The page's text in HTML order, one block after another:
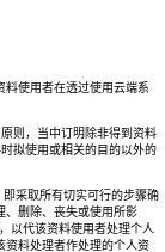
料使用者在透过使用云端系
则，当中订明除非得到资料
拟使用或相关的目的以外的
采取所有切实可行的步骤确
、删除、丧失或使用所影
以代该资料使用者处理个人
资料处理者作处理的个人资